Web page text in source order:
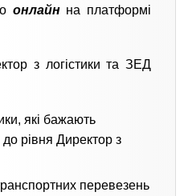
онлайнна платформі
з логістики та ЗЕД
які бажають
рівня Директор з
перевезень